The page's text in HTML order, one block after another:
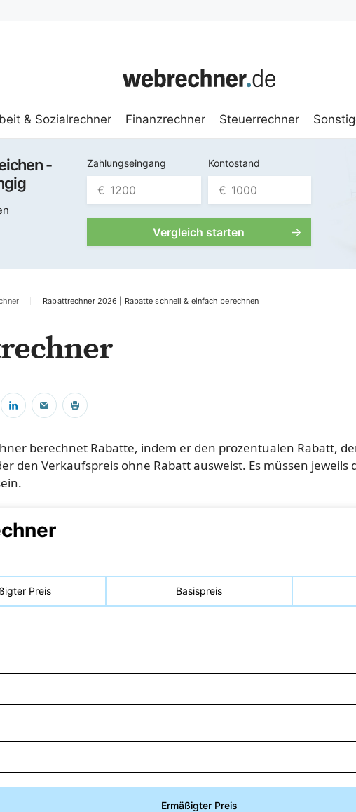
& Sozialrechner Finanzrechner Steuerrechner
-
Zahlungseingang
€
Kontostand
€
Vergleich starten
Rabattrechner 2026 | Rabatte schnell & einfach berechnen
berechnet Rabatte, indem er den prozentualen Rabatt,
den Verkaufspreis ohne Rabatt ausweist. Es müssen jeweils
Preis Basispreis
Ermäßigter Preis